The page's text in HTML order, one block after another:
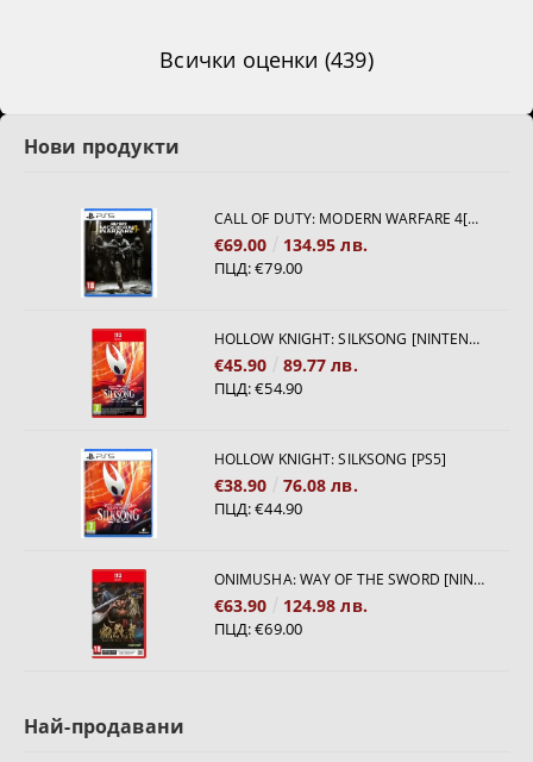
Всички оценки (439)
Нови продукти
CALL OF DUTY: MODERN WARFARE 4[PS5]
€69.00 134.95 лв.
ПЦД:€79.00
HOLLOW KNIGHT: SILKSONG [NINTENDO SWITCH 2]
€45.90 89.77 лв.
ПЦД:€54.90
HOLLOW KNIGHT: SILKSONG [PS5]
€38.90 76.08 лв.
ПЦД:€44.90
ONIMUSHA: WAY OF THE SWORD [NINTENDO SWITCH 2]
€63.90 124.98 лв.
ПЦД:€69.00
Най-продавани